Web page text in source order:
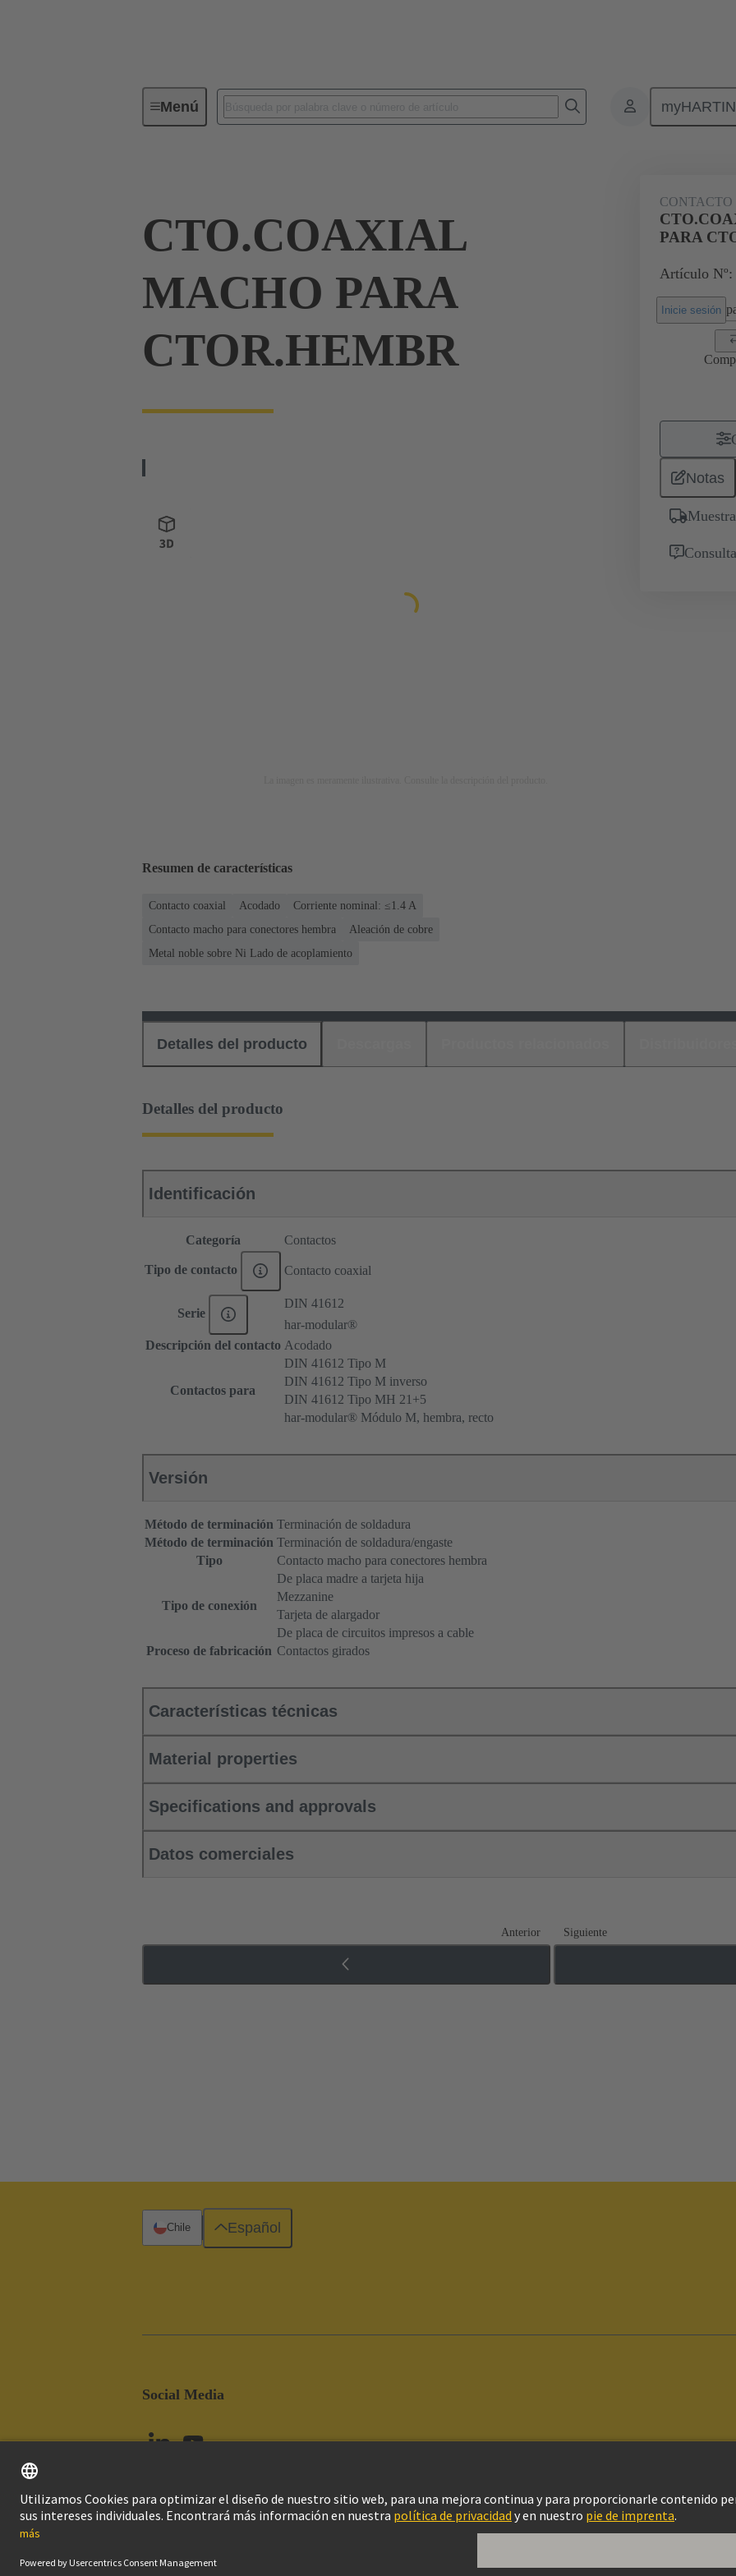
MenúSerie
CTO.COAXIAL
MACHO PARA
CTOR.HEMBR
PARA
Artículo Nº:
Inicie sesión
Notas
Resumen de características
Contacto coaxial Acodado
Corriente nominal: ≤1.4 A
Contacto macho para conectores hembra
Aleación de cobre
Metal noble sobre Ni Lado de acoplamiento
Detalles del producto
Detalles del producto
Identificación
Categoría Contactos
Tipo de contacto Contacto coaxial
Serie
DIN 41612
har-modular®
Descripción del contacto Acodado
Contactos para
DIN 41612 Tipo M
DIN 41612 Tipo M inverso
DIN 41612 Tipo MH 21+5
har-modular® Módulo M, hembra, recto
Versión
Método de terminación Terminación de soldadura
Método de terminación Terminación de soldadura/engaste
Tipo
Contacto macho para conectores hembra
Tipo de conexión
De placa madre a tarjeta hija
Mezzanine
Tarjeta de alargador
De placa de circuitos impresos a cable
Proceso de fabricación Contactos girados
Características técnicas
Material properties
Specifications and approvals
Datos comerciales
Anterior Siguiente
Social Media
Chile Español